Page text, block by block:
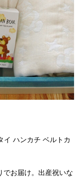
イ ハンカチ ベルトカ
でお届け。出産祝いな